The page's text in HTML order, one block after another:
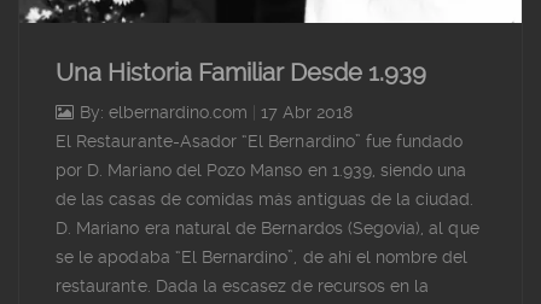
Una Historia Familiar Desde 1.939
By: elbernardino.com
17 Abr 2018
El Restaurante-Asador “El Bernardino” fue fundado
por D. Mariano del Pozo Manso en 1.939, siendo una
de las casas de comidas más antiguas de la ciudad.
D. Mariano era natural de Bernardos (Segovia), al que
se le apodaba “El Bernardino”, de ahí el nombre del
restaurante. Dada la escasez de recursos en la